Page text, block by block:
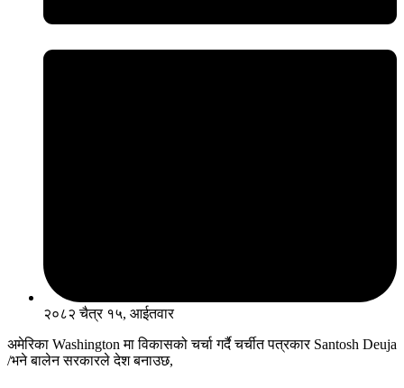
२०८२ चैत्र १५, आईतवार
अमेरिका Washington मा विकासको चर्चा गर्दै चर्चीत पत्रकार Santosh Deuja
/भने बालेन सरकारले देश बनाउछ,